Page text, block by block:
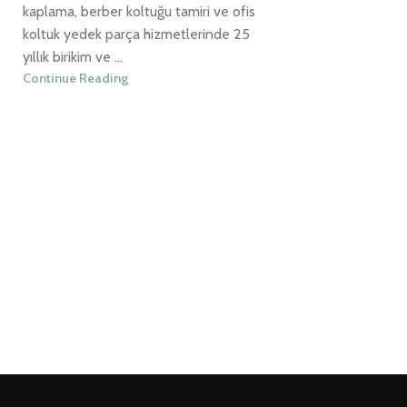
kaplama, berber koltuğu tamiri ve ofis
koltuk yedek parça hizmetlerinde 25
yıllık birikim ve ...
Continue Reading